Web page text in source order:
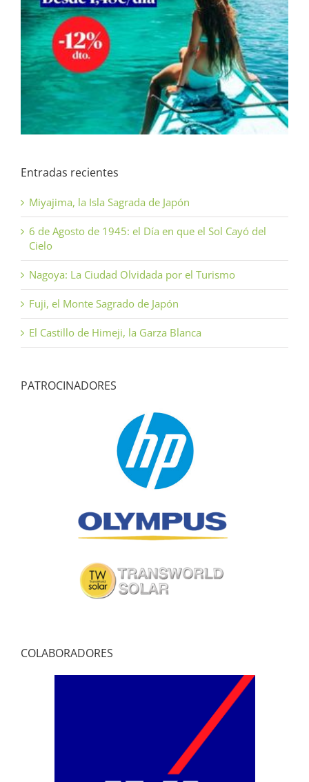
Entradas recientes
Miyajima, la Isla Sagrada de Japón
6 de Agosto de 1945: el Día en que el Sol Cayó del
Cielo
Nagoya: La Ciudad Olvidada por el Turismo
Fuji, el Monte Sagrado de Japón
El Castillo de Himeji, la Garza Blanca
PATROCINADORES
COLABORADORES